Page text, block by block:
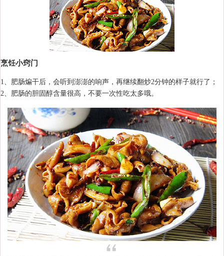
烹饪小窍门
1、肥肠煸干后，会听到澎澎的响声，再继续翻炒2分钟的样子就行了；
2、肥肠的胆固醇含量很高，不要一次性吃太多哦。